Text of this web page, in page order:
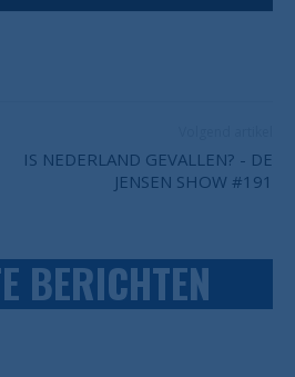
IS NEDERLAND GEVALLEN? - DE
JENSEN SHOW #191
BERICHTEN